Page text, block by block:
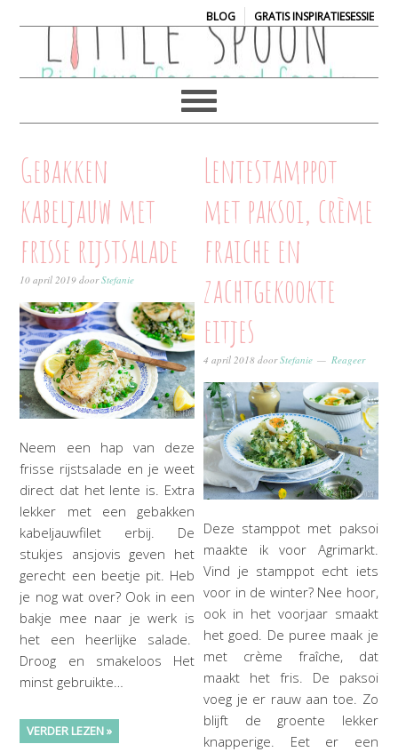
BLOG| GRATIS INSPIRATIESESSIE
Gebakken
kabeljauw met
frisse rijstsalade
10 april 2019 doorStefanie
Neem een hap van deze
frisse rijstsalade en je weet
direct dat het lente is. Extra
lekker met een gebakken
kabeljauwfilet erbij. De
stukjes ansjovis geven het
gerecht een beetje pit. Heb
je nog wat over? Ook in een
bakje mee naar je werk is
het een heerlijke salade.
Droog en smakeloos Het
minst gebruikte…
VERDER LEZEN »
Lentestamppot
met paksoi, crème
fraiche en
zachtgekookte
eitjes
4 april 2018 doorStefanie Reageer
Deze stamppot met paksoi
maakte ik voor Agrimarkt.
Vind je stamppot echt iets
voor in de winter? Nee hoor,
ook in het voorjaar smaakt
het goed. De puree maak je
met crème fraîche, dat
maakt het fris. De paksoi
voeg je er rauw aan toe. Zo
blijft de groente lekker
knapperige. Eet er een